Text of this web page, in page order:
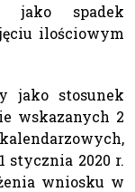
jako spadek
ilościowym
jako stosunek
wskazanych 2
stycznia 2020 r.
wniosku w